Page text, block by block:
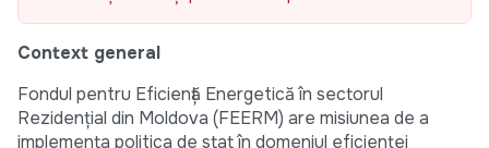
Context general
Fondul pentru Eficiență Energetică în sectorul
Rezidențial din Moldova (FEERM) are misiunea de a
implementa politica de stat în domeniul eficienței